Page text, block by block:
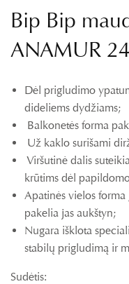
Bip Bip
ANAMUR
Dėl prigludimo
dideliems dydžiams;
Balkonetės forma
Už kaklo surišami
Viršutinė dalis
krūtims dėl
Apatinės vielos
pakelia jas aukštyn;
Nugara išklota
stabilų prigludimą ir
Sudėtis: